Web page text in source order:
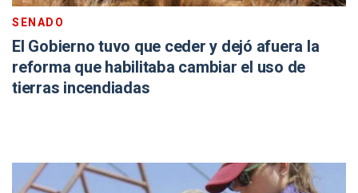
SENADO
El Gobierno tuvo que ceder y dejó afuera la
reforma que habilitaba cambiar el uso de
tierras incendiadas